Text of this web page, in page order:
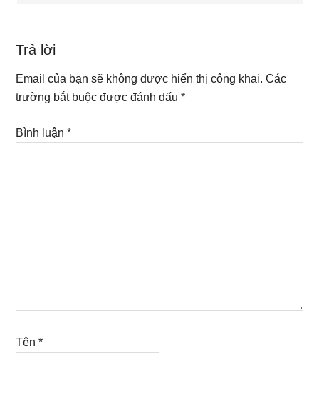
Trả lời
Email của bạn sẽ không được hiển thị công khai. Các
trường bắt buộc được đánh dấu*
Bình luận*
Tên*